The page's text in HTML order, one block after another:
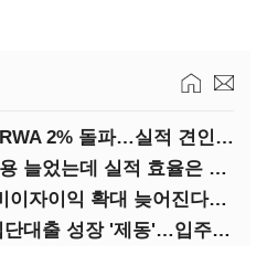
[IB토마토]JB금융 RORWA 2% 돌파…실적 견인은 은행 아닌 캐피탈
[IB토마토]KB금융, 비용 늘었는데 실적 효율은 개선…증권 호황 효과
[IB토마토]수협은행, 비이자이익 확대 늦어진다…공모운용사 인가 연말로
[IB토마토]지방은행 집단대출 성장 '제동'…입주절벽에 반사이익도 희박